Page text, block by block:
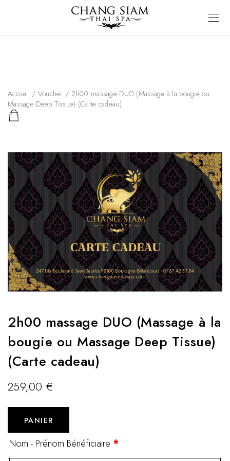
Accueil / Voucher / 2h00 massage DUO (Massage à la bougie ou
Massage Deep Tissue) (Carte cadeau)
2h00 massage DUO (Massage à la
bougie ou Massage Deep Tissue)
(Carte cadeau)
259,00€
PANIER
Nom - Prénom Bénéficiaire *